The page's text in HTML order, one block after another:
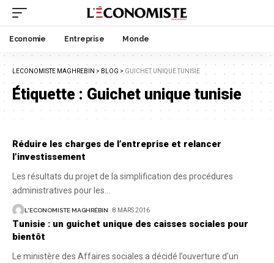
Economie Entreprise Monde
LECONOMISTE MAGHREBIN > BLOG > GUICHET UNIQUE TUNISIE
Étiquette :Guichet unique tunisie
Réduire les charges de l’entreprise et relancer
l’investissement
Les résultats du projet de la simplification des procédures
administratives pour les
L'ECONOMISTE MAGHRÉBIN 8 MARS 2016
Tunisie : un guichet unique des caisses sociales pour
bientôt
Le ministère des Affaires sociales a décidé l’ouverture d’un